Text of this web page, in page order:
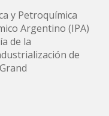
y Petroquímica
Argentino (IPA)
de la
de